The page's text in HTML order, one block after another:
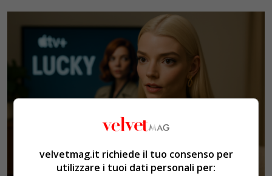
velvetmag.it richiede il tuo consenso per
utilizzare i tuoi dati personali per: